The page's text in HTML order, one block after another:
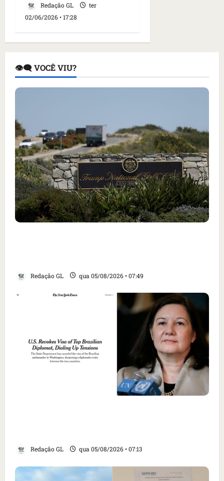
Redação GL
ter
02/06/2026 • 17:28
👁️‍🗨️ VOCÊ VIU?
Redação GL qua 05/08/2026 • 07:49
Redação GL qua 05/08/2026 • 07:13